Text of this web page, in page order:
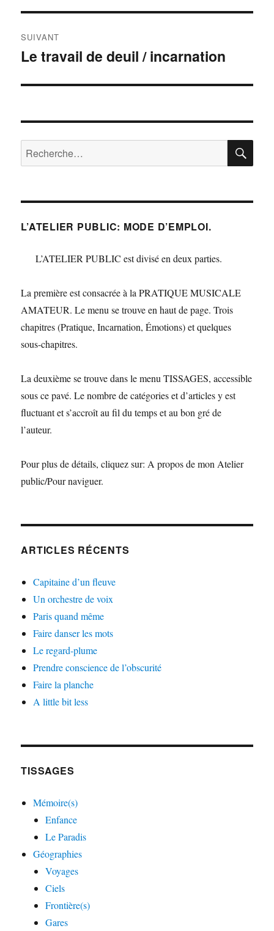
SUIVANT
Publication
Le travail de deuil / incarnation
Recherche
pour :
L’ATELIER PUBLIC: MODE D’EMPLOI.
L’ATELIER PUBLIC est divisé en deux parties.
La première est consacrée à la PRATIQUE MUSICALE
AMATEUR. Le menu se trouve en haut de page. Trois
chapitres (Pratique, Incarnation, Émotions) et quelques
sous-chapitres.
La deuxième se trouve dans le menu TISSAGES, accessible
sous ce pavé. Le nombre de catégories et d’articles y est
fluctuant et s’accroît au fil du temps et au bon gré de
l’auteur.
Pour plus de détails, cliquez sur: A propos de mon Atelier
public/Pour naviguer.
ARTICLES RÉCENTS
Capitaine d’un fleuve
Un orchestre de voix
Paris quand même
Faire danser les mots
Le regard-plume
Prendre conscience de l’obscurité
Faire la planche
A little bit less
TISSAGES
Mémoire(s)
Enfance
Le Paradis
Géographies
Voyages
Ciels
Frontière(s)
Gares